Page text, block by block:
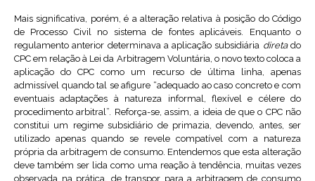
Mais significativa, porém, é a alteração relativa à posição do Código
de Processo Civil no sistema de fontes aplicáveis. Enquanto o
regulamento anterior determinava a aplicação subsidiária diretado
CPC em relação à Lei da Arbitragem Voluntária, o novo texto coloca a
aplicação do CPC como um recurso de última linha, apenas
admissível quando tal se afigure “adequado ao caso concreto e com
eventuais adaptações à natureza informal, flexível e célere do
procedimento arbitral”. Reforça-se, assim, a ideia de que o CPC não
constitui um regime subsidiário de primazia, devendo, antes, ser
utilizado apenas quando se revele compatível com a natureza
própria da arbitragem de consumo. Entendemos que esta alteração
deve também ser lida como uma reação à tendência, muitas vezes
observada na prática, de transpor para a arbitragem de consumo